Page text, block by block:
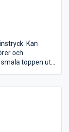
Kan
och
toppen utåt